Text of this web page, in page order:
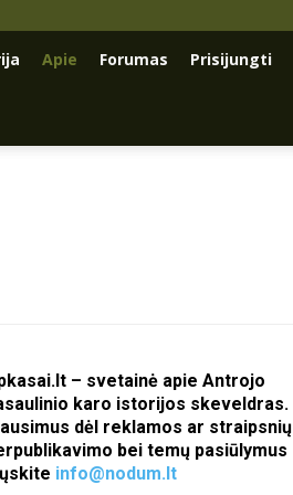
Apie Forumas Prisijungti
– svetainė apie Antrojo
karo istorijos skeveldras.
dėl reklamos ar straipsnių
bei temų pasiūlymus
info@nodum.lt